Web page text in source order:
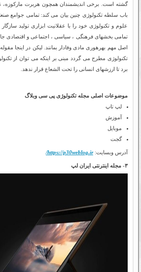
گشته است. برخی اندیشمندان همچون هربرت
باب سلطه تکنولوژی چنین بیان می کند: تمامی جوامع
علوم و تکنولوژی خود را با عقلانیت ابزاری تولید
تمامی بخشهای فرهنگی ، سیاسی ، اجتماعی و اقتصادی
اصل مهم بهرهوری مادی وفادار بمانند. لیکن در اینجا
تکنولوژی مطرح می گردد مبنی بر اینکه می توان از
برد تا ارزشهای انسانی را تحت الشعاع قرار ندهد.
موضوعات اصلی مجله تکنولوژی پی سی وبلاگ
لپ تاپ
آموزش
موبایل
گجت
آدرس وبسایت:https://p30weblog.ir/
۳- مجله اینترنتی ایران لپ